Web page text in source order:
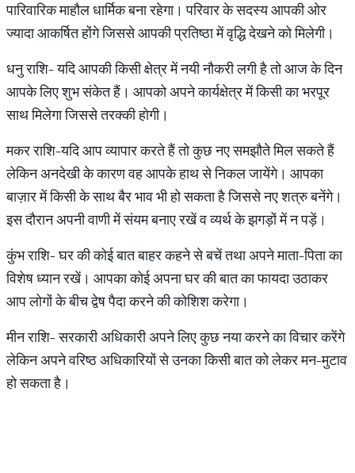
पारिवारिक माहौल धार्मिक बना रहेगा। परिवार के सदस्य आपकी ओर
ज्यादा आकर्षित होंगे जिससे आपकी प्रतिष्ठा में वृद्धि देखने को मिलेगी।
धनु राशि- यदि आपकी किसी क्षेत्र में नयी नौकरी लगी है तो आज के दिन
आपके लिए शुभ संकेत हैं। आपको अपने कार्यक्षेत्र में किसी का भरपूर
साथ मिलेगा जिससे तरक्की होगी।
मकर राशि-यदि आप व्यापार करते हैं तो कुछ नए समझौते मिल सकते हैं
लेकिन अनदेखी के कारण वह आपके हाथ से निकल जायेंगे। आपका
बाज़ार में किसी के साथ बैर भाव भी हो सकता है जिससे नए शत्रु बनेंगे।
इस दौरान अपनी वाणी में संयम बनाए रखें व व्यर्थ के झगड़ों में न पड़ें।
कुंभ राशि- घर की कोई बात बाहर कहने से बचें तथा अपने माता-पिता का
विशेष ध्यान रखें। आपका कोई अपना घर की बात का फायदा उठाकर
आप लोगों के बीच द्वेष पैदा करने की कोशिश करेगा।
मीन राशि- सरकारी अधिकारी अपने लिए कुछ नया करने का विचार करेंगे
लेकिन अपने वरिष्ठ अधिकारियों से उनका किसी बात को लेकर मन-मुटाव
हो सकता है।